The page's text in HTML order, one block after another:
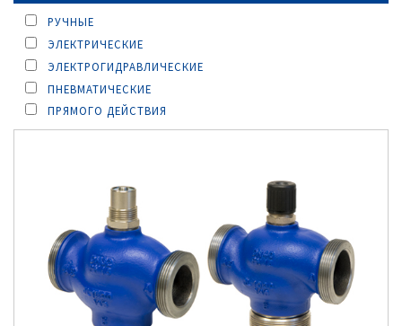
РУЧНЫЕ
ЭЛЕКТРИЧЕСКИЕ
ЭЛЕКТРОГИДРАВЛИЧЕСКИЕ
ПНЕВМАТИЧЕСКИЕ
ПРЯМОГО ДЕЙСТВИЯ